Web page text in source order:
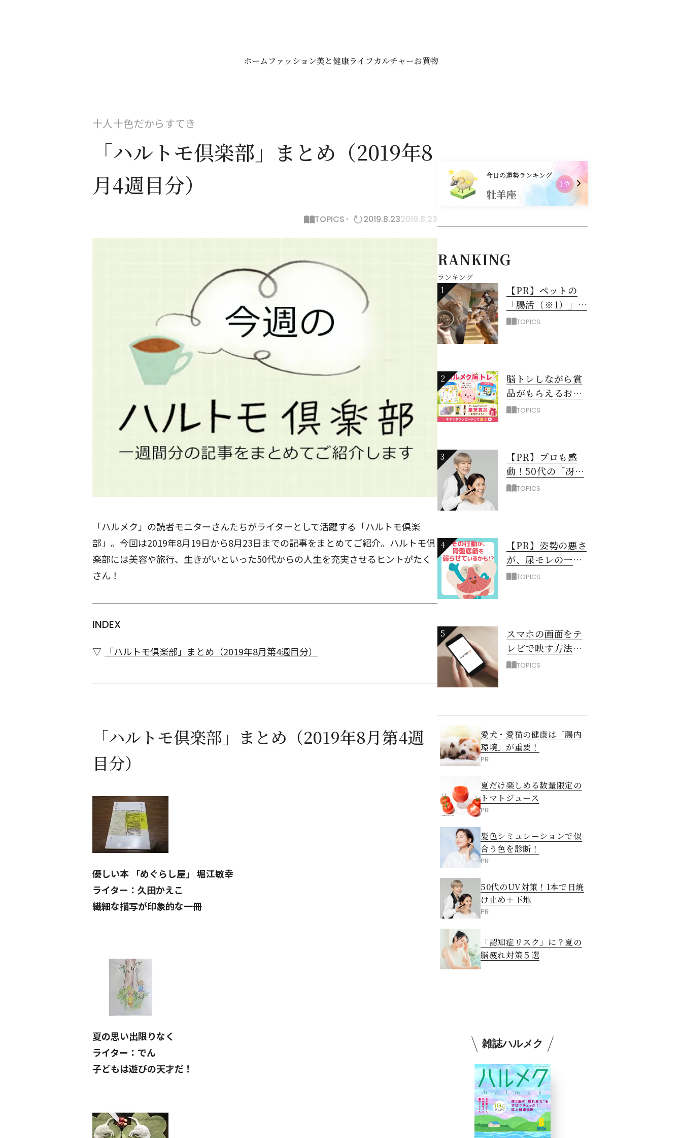
ホーム ファッション美と健康ライフカルチャーお買物
十人十色だからすてき
「ハルトモ倶楽部」まとめ（2019年8
月4週目分）
TOPICS 2019.8.232019.8.23
「ハルメク」の読者モニターさんたちがライターとして活躍する「ハルトモ倶楽
部」。今回は2019年8月19日から8月23日までの記事をまとめてご紹介。ハルトモ倶
楽部には美容や旅行、生きがいといった50代からの人生を充実させるヒントがたく
さん！
INDEX
「ハルトモ倶楽部」まとめ（2019年8月第4週目分）
「ハルトモ倶楽部」まとめ（2019年8月第4週
目分）
優しい本 「めぐらし屋」 堀江敏幸
ライター：久田かえこ
繊細な描写が印象的な一冊
夏の思い出限りなく
ライター：でん
子どもは遊びの天才だ！
今日の運勢ランキング
牡羊座
乙女座
2位
RANKING
ランキング
1
【PR】ペットの
「腸活（※1）」に
注目！愛犬・愛猫
TOPICS
2
脳トレしながら賞
品がもらえるお得
なアプリ「ハルメ
TOPICS
3
【PR】プロも感
動！50代の「冴え
ない黄ぐすみ」を
TOPICS
4
【PR】姿勢の悪さ
が、尿モレの一
因！？ 骨盤底筋
TOPICS
5
スマホの画面をテ
レビで映す方法
（iPhone編）
TOPICS
愛犬・愛猫の健康は「腸内
環境」が重要！
PR
夏だけ楽しめる数量限定の
トマトジュース
PR
髪色シミュレーションで似
合う色を診断！
PR
50代のUV対策！1本で日焼
け止め＋下地
PR
「認知症リスク」に？夏の
脳疲れ対策５選
雑誌ハルメク